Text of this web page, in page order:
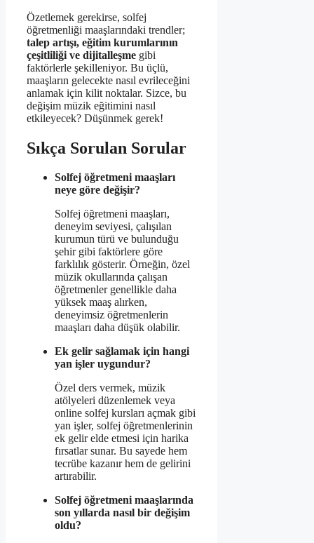
Özetlemek gerekirse, solfej
öğretmenliği maaşlarındaki trendler;
talep artışı, eğitim kurumlarının
çeşitliliği ve dijitalleşme gibi
faktörlerle şekilleniyor. Bu üçlü,
maaşların gelecekte nasıl evrileceğini
anlamak için kilit noktalar. Sizce, bu
değişim müzik eğitimini nasıl
etkileyecek? Düşünmek gerek!
Sıkça Sorulan Sorular
Solfej öğretmeni maaşları
neye göre değişir?
Solfej öğretmeni maaşları,
deneyim seviyesi, çalışılan
kurumun türü ve bulunduğu
şehir gibi faktörlere göre
farklılık gösterir. Örneğin, özel
müzik okullarında çalışan
öğretmenler genellikle daha
yüksek maaş alırken,
deneyimsiz öğretmenlerin
maaşları daha düşük olabilir.
Ek gelir sağlamak için hangi
yan işler uygundur?
Özel ders vermek, müzik
atölyeleri düzenlemek veya
online solfej kursları açmak gibi
yan işler, solfej öğretmenlerinin
ek gelir elde etmesi için harika
fırsatlar sunar. Bu sayede hem
tecrübe kazanır hem de gelirini
artırabilir.
Solfej öğretmeni maaşlarında
son yıllarda nasıl bir değişim
oldu?